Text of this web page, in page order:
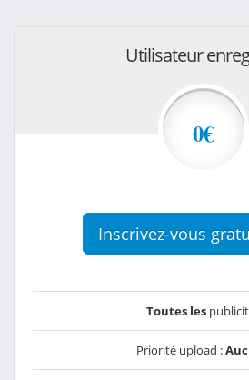
Utilisateur
0€
Inscrivez-vous
Toutes les
Priorité upload :